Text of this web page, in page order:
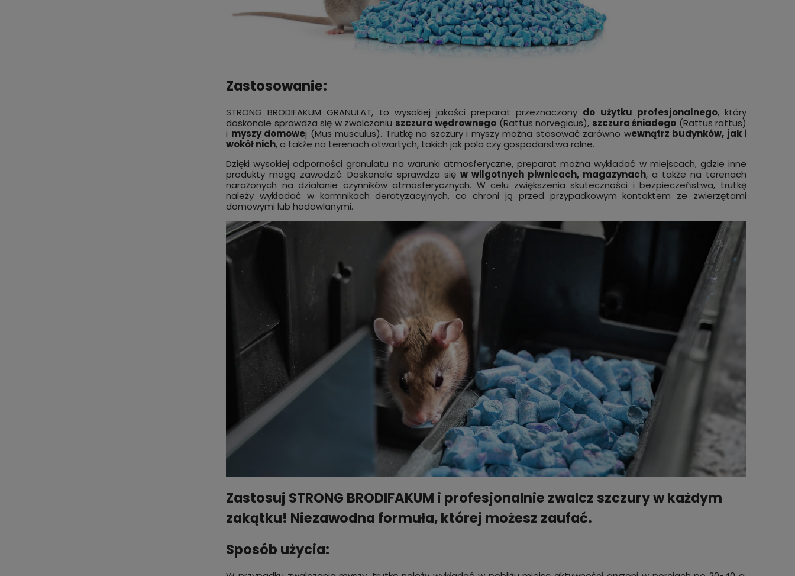
Zastosowanie:
STRONG BRODIFAKUM GRANULAT, to wysokiej jakości preparat przeznaczony do użytku profesjonalnego, który
doskonale sprawdza się w zwalczaniu szczura wędrownego (Rattus norvegicus), szczura śniadego (Rattus rattus)
i myszy domowej (Mus musculus). Trutkę na szczury i myszy można stosować zarówno wewnątrz budynków, jak i
wokół nich, a także na terenach otwartych, takich jak pola czy gospodarstwa rolne.
Dzięki wysokiej odporności granulatu na warunki atmosferyczne, preparat można wykładać w miejscach, gdzie inne
produkty mogą zawodzić. Doskonale sprawdza się w wilgotnych piwnicach, magazynach, a także na terenach
narażonych na działanie czynników atmosferycznych. W celu zwiększenia skuteczności i bezpieczeństwa, trutkę
należy wykładać w karmnikach deratyzacyjnych, co chroni ją przed przypadkowym kontaktem ze zwierzętami
domowymi lub hodowlanymi.
Zastosuj STRONG BRODIFAKUM i profesjonalnie zwalcz szczury w każdym
zakątku! Niezawodna formuła, której możesz zaufać.
Sposób użycia: